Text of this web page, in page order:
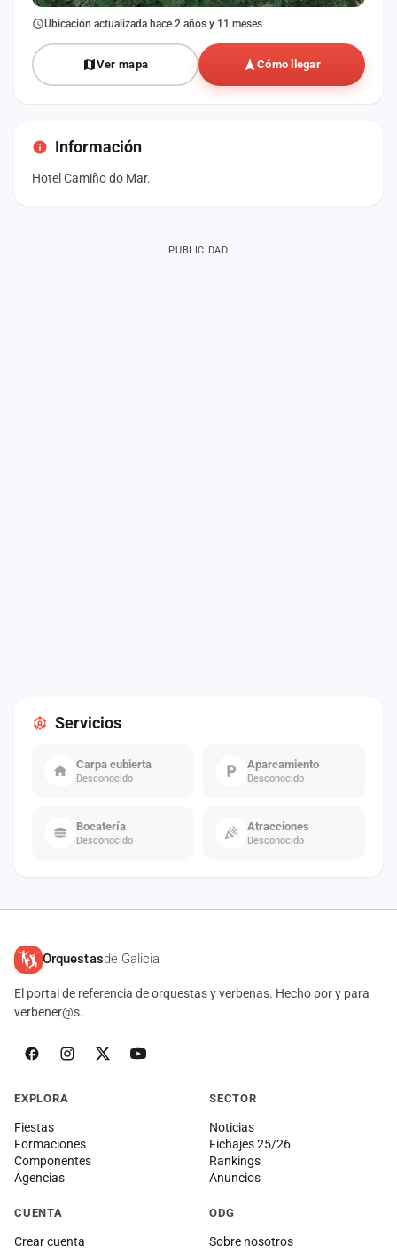
Ubicación actualizada hace 2 años y 11 meses
Ver mapa Cómo llegar
Información
Hotel Camiño do Mar.
Servicios
Carpa cubierta
Desconocido
Aparcamiento
Desconocido
Bocatería
Desconocido
Atracciones
Desconocido
PUBLICIDAD
Orquestasde Galicia
El portal de referencia de orquestas y verbenas. Hecho por y para
verbener@s.
EXPLORA
Fiestas
Formaciones
Componentes
Agencias
SECTOR
Noticias
Fichajes 25/26
Rankings
Anuncios
CUENTA
Crear cuenta
ODG
Sobre nosotros